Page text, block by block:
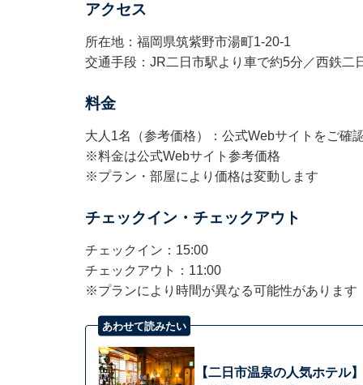
アクセス
所在地：福岡県筑紫野市湯町1-20-1
交通手段：JR二日市駅より車で約5分／西鉄二
料金
大人1名（参考価格）：公式Webサイトをご確
※料金は公式Webサイト参考価格
※プラン・部屋により価格は変動します
チェックイン・チェックアウト
チェックイン：15:00
チェックアウト：11:00
※プランにより時間が異なる可能性があります
あわせて読みたい
【二日市温泉の人気ホテル